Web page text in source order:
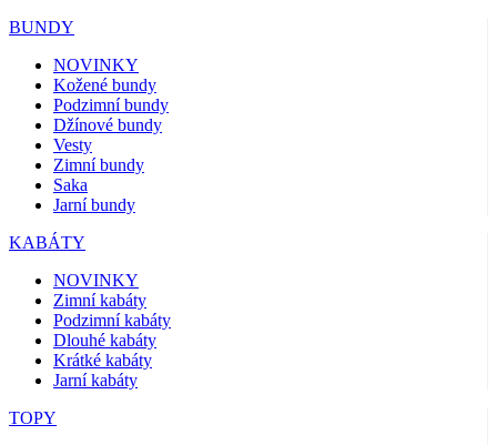
BUNDY
NOVINKY
Kožené bundy
Podzimní bundy
Džínové bundy
Vesty
Zimní bundy
Saka
Jarní bundy
KABÁTY
NOVINKY
Zimní kabáty
Podzimní kabáty
Dlouhé kabáty
Krátké kabáty
Jarní kabáty
TOPY